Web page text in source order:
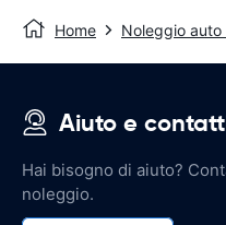
Home Noleggio auto
Aiuto e
Hai bisogno di aiuto?
noleggio.